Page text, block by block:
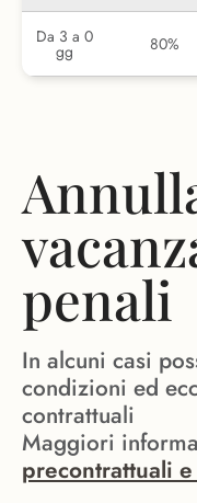
Da 3 a 0
gg 80%
penali
In alcuni casi
condizioni ed
contrattuali
Maggiori
precontrattuali